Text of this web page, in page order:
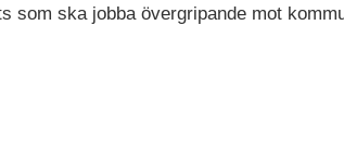
som ska jobba övergripande mot